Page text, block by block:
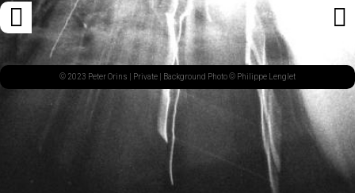
Navigation
des
articles
ARTICLE
PRÉCÉDENT© 2023 Peter Orins | Private | Background Photo © Philippe Lenglet